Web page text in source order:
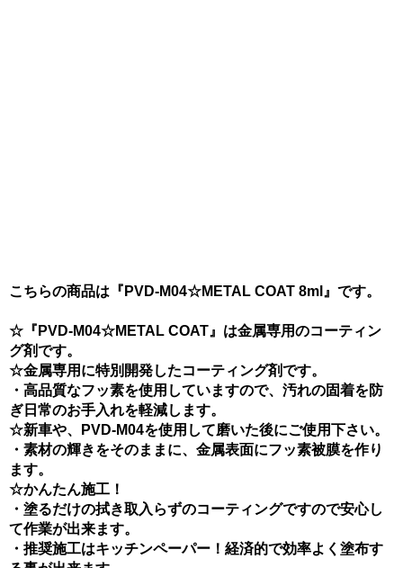
こちらの商品は 『PVD-M04☆METAL COAT 8ml』です。
☆『PVD-M04☆METAL COAT』は金属専用のコーティン
グ剤です。
☆金属専用に特別開発したコーティング剤です。
・高品質なフッ素を使用していますので、汚れの固着を防
ぎ日常のお手入れを軽減します。
☆新車や、PVD-M04を使用して磨いた後にご使用下さい。
・素材の輝きをそのままに、金属表面にフッ素被膜を作り
ます。
☆かんたん施工！
・塗るだけの拭き取入らずのコーティングですので安心し
て作業が出来ます。
・推奨施工はキッチンペーパー！経済的で効率よく塗布す